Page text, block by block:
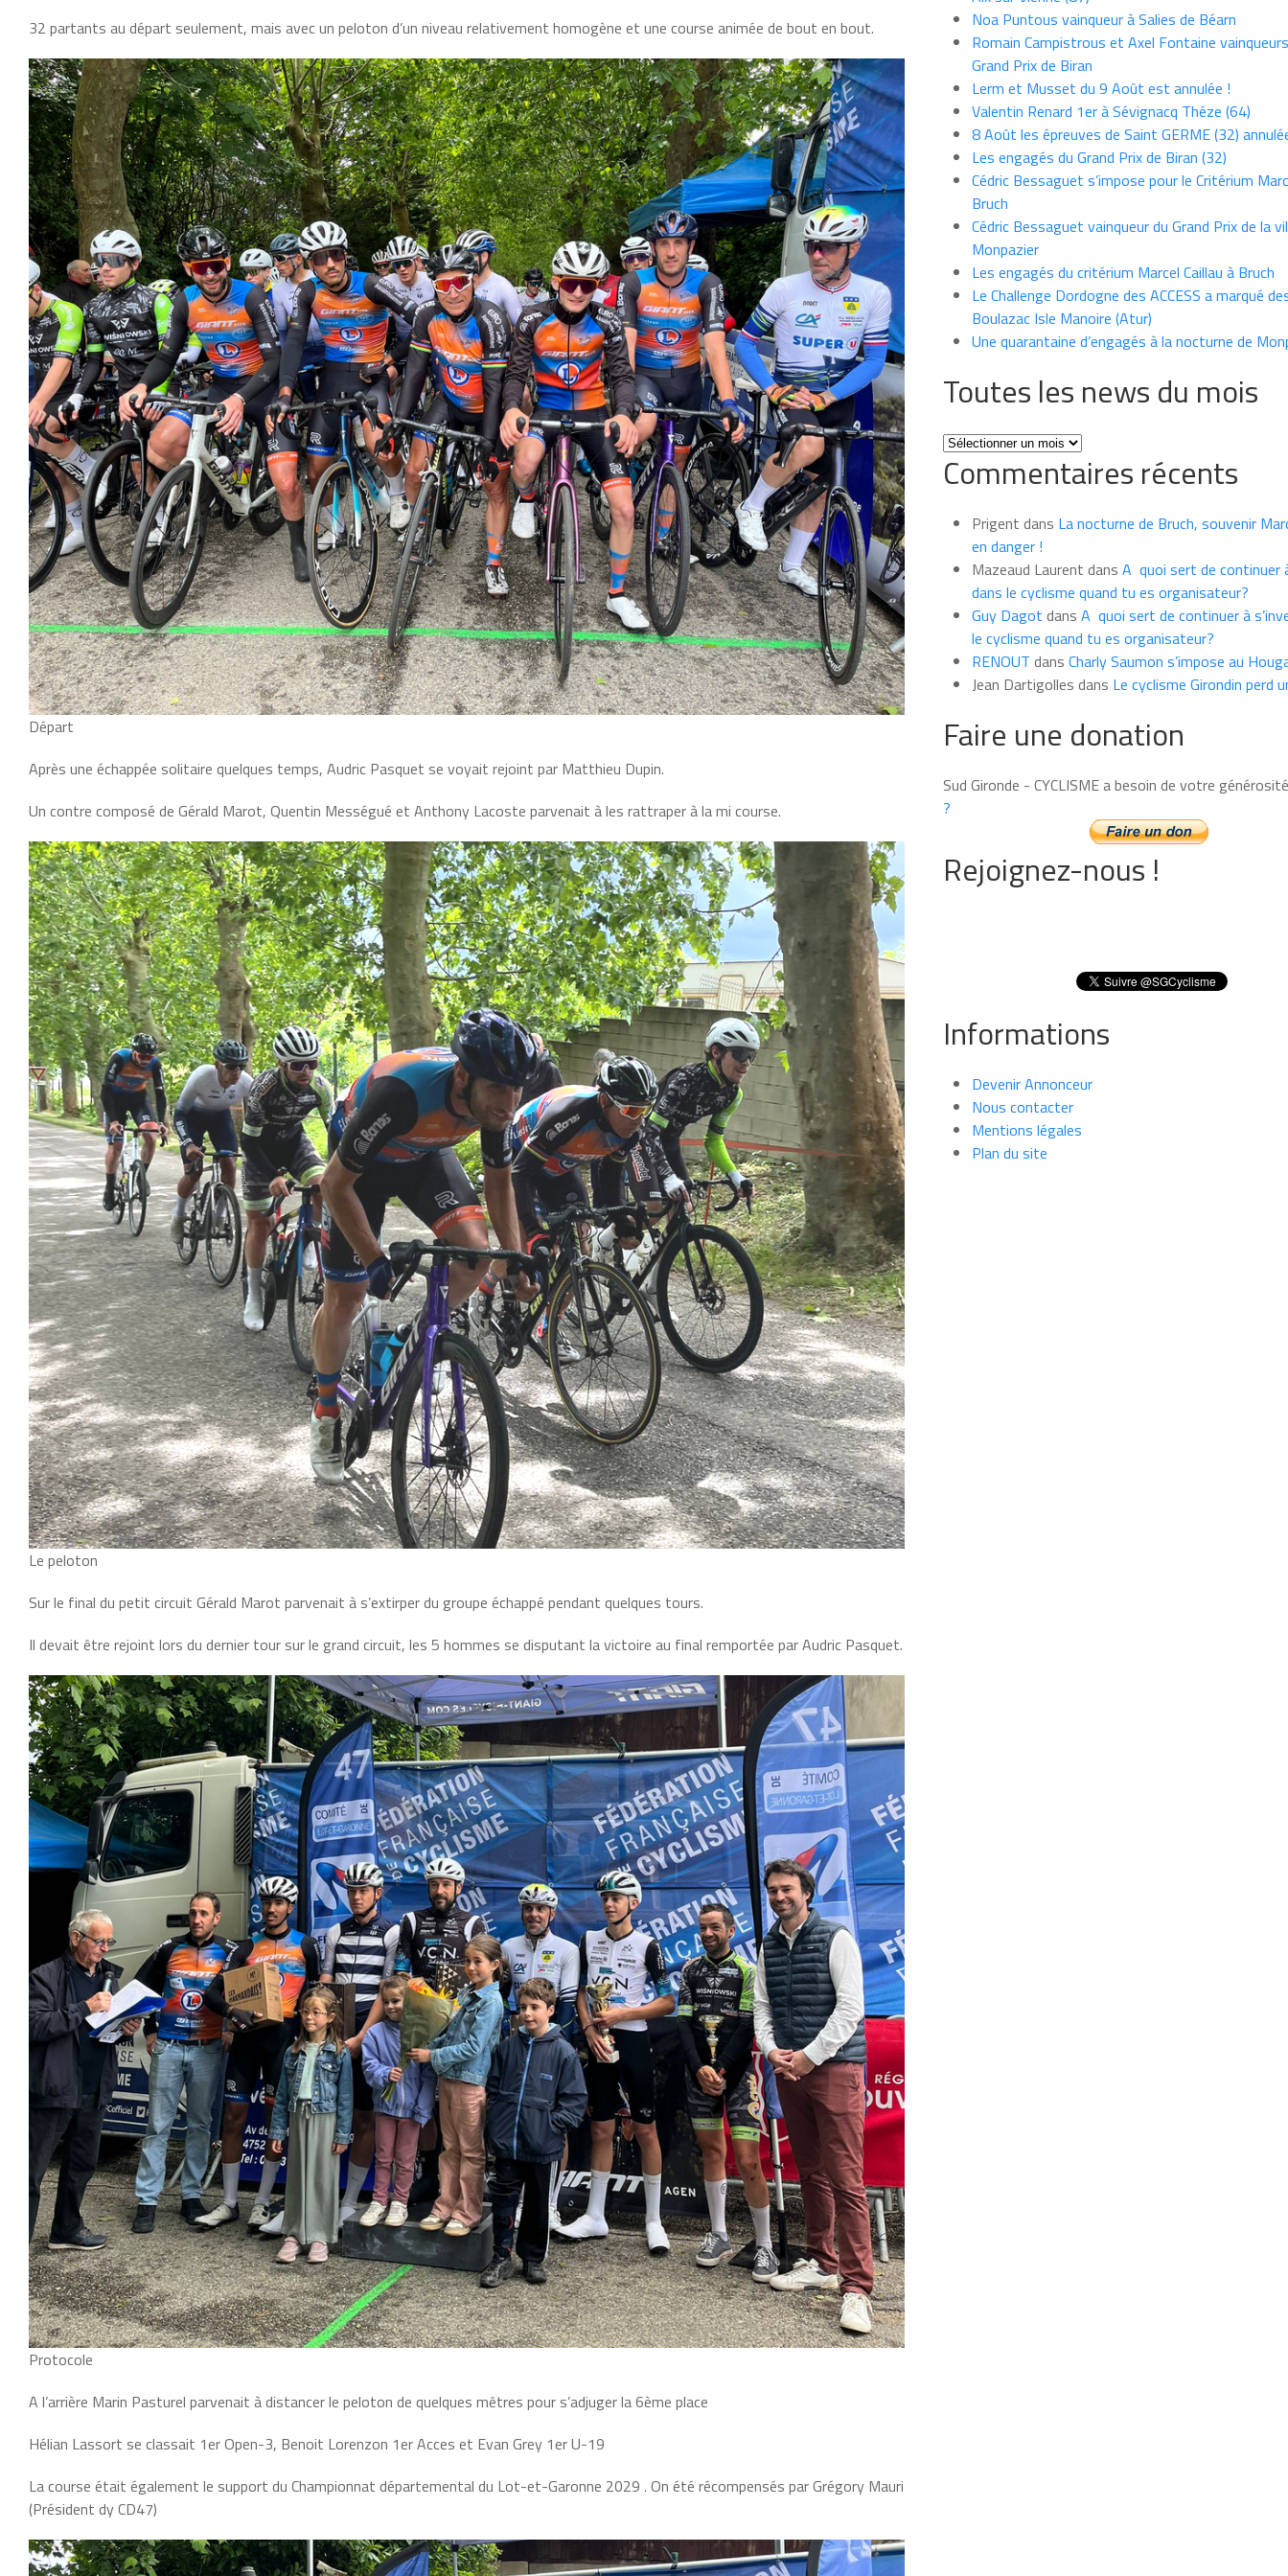
32 partants au départ seulement, mais avec un peloton d’un niveau relativement homogène et une course animée de bout en bout.
Départ
Après une échappée solitaire quelques temps, Audric Pasquet se voyait rejoint par Matthieu Dupin.
Un contre composé de Gérald Marot, Quentin Mességué et Anthony Lacoste parvenait à les rattraper à la mi course.
Le peloton
Sur le final du petit circuit Gérald Marot parvenait à s’extirper du groupe échappé pendant quelques tours.
Il devait être rejoint lors du dernier tour sur le grand circuit, les 5 hommes se disputant la victoire au final remportée par Audric Pasquet.
Protocole
A l’arrière Marin Pasturel parvenait à distancer le peloton de quelques mêtres pour s’adjuger la 6ème place
Hélian Lassort se classait 1er Open-3, Benoit Lorenzon 1er Acces et Evan Grey 1er U-19
La course était également le support du Championnat départemental du Lot-et-Garonne 2029 . On été récompensés par Grégory Mauri
(Président dy CD47)
Noa Puntous vainqueur à Salies de Béarn
Romain Campistrous et Axel Fontaine
Grand Prix de Biran
Lerm et Musset du 9 Août est annulée !
Valentin Renard 1er à Sévignacq Théze (64)
8 Août les épreuves de Saint GERME (32)
Les engagés du Grand Prix de Biran (32)
Cédric Bessaguet s’impose pour le Critérium
Bruch
Cédric Bessaguet vainqueur du Grand Prix de la
Monpazier
Les engagés du critérium Marcel Caillau à Bruch
Le Challenge Dordogne des ACCESS a marqué
Boulazac Isle Manoire (Atur)
Une quarantaine d’engagés à la nocturne de
Toutes les news du mois
Toutes
les
news
mois
Commentaires récents
Prigent dans La nocturne de Bruch, souvenir
en danger !
Mazeaud Laurent dans A quoi sert de continuer
dans le cyclisme quand tu es organisateur?
Guy Dagot dans A quoi sert de continuer à
le cyclisme quand tu es organisateur?
RENOUT dans Charly Saumon s’impose au
Jean Dartigolles dans Le cyclisme Girondin perd
Faire une donation
Sud Gironde - CYCLISME a besoin de votre
?
Rejoignez-nous !
Informations
Devenir Annonceur
Nous contacter
Mentions légales
Plan du site